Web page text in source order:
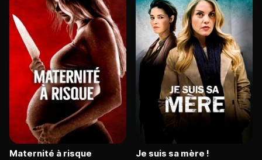
Maternité à risque Je suis sa mère !